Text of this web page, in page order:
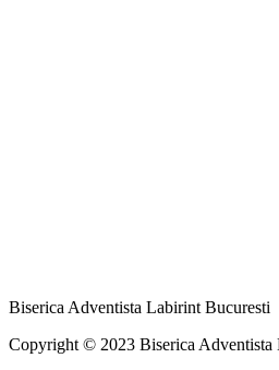
Biserica Adventista Labirint Bucuresti
Copyright © 2023 Biserica Adventista